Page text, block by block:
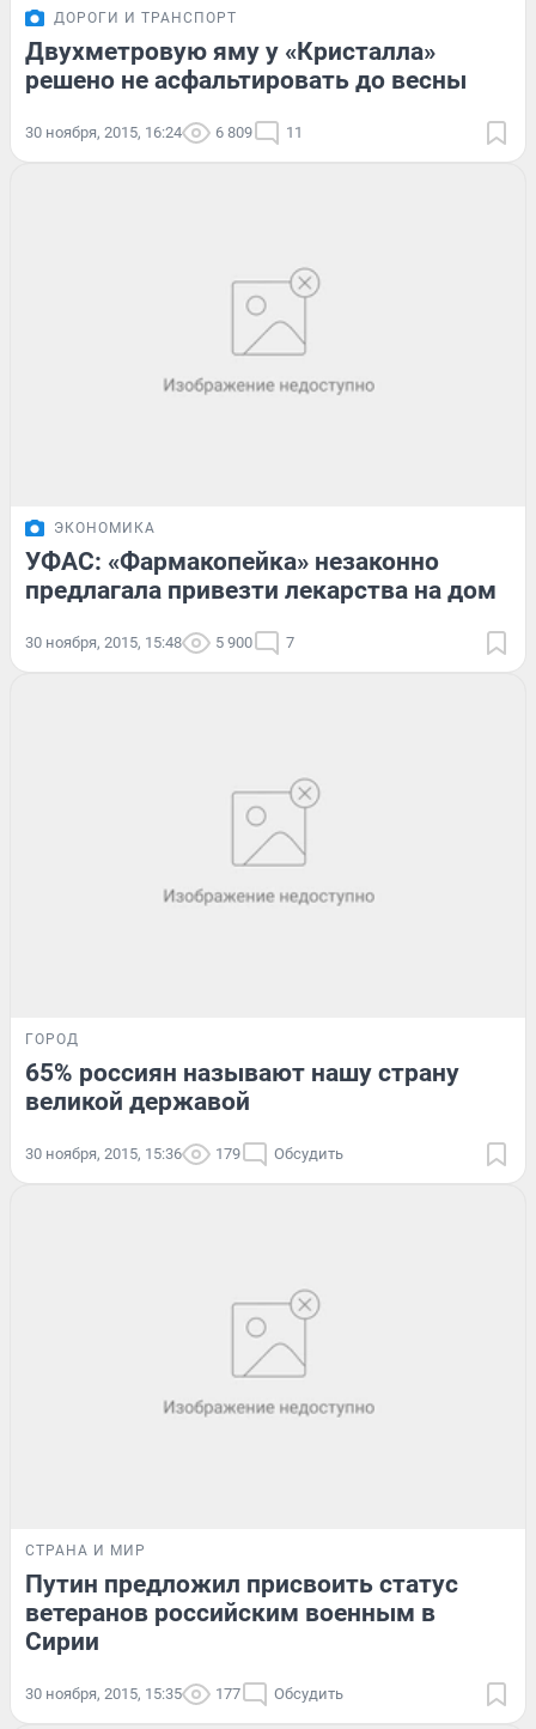
ДОРОГИ И ТРАНСПОРТ
Двухметровую яму у «Кристалла»
решено не асфальтировать до весны
30 ноября, 2015, 16:24 6 809 11
ЭКОНОМИКА
УФАС: «Фармакопейка» незаконно
предлагала привезти лекарства на дом
30 ноября, 2015, 15:48 5 900 7
ГОРОД
65% россиян называют нашу страну
великой державой
30 ноября, 2015, 15:36 179 Обсудить
СТРАНА И МИР
Путин предложил присвоить статус
ветеранов российским военным в
Сирии
30 ноября, 2015, 15:35 177 Обсудить